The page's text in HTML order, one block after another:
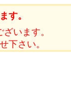
す。
います。
下さい。